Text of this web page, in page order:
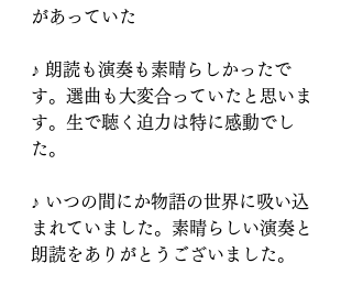
があっていた
♪ 朗読も演奏も素晴らしかったで
す。選曲も大変合っていたと思いま
す。生で聴く迫力は特に感動でし
た。
♪ いつの間にか物語の世界に吸い込
まれていました。素晴らしい演奏と
朗読をありがとうございました。